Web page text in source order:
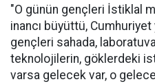
"O günün gençleri İstiklal
inancı büyüttü,
gençleri sahada,
teknolojilerin, göklerdeki
varsa gelecek var, o